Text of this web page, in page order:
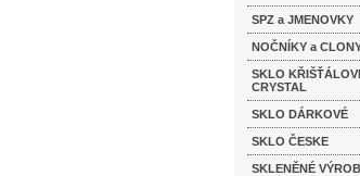
SPZ a JMENOVKY
NOČNÍKY a
SKLO
CRYSTAL
SKLO DÁRKOVÉ
SKLO ČESKE
SKLENĚNÉ